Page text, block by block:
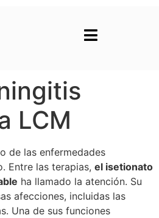
LCM
de las enfermedades
Entre las terapias, el isetionato
ha llamado la atención. Su
afecciones, incluidas las
Una de sus funciones